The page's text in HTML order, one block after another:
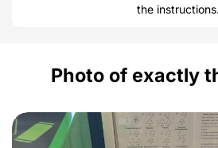
the instructions.
Photo of exactly